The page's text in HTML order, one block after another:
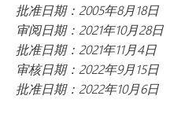
批准日期：2005年8月18日
审阅日期：2021年10月28日
批准日期：2021年11月4日
审核日期：2022年9月15日
批准日期：2022年10月6日